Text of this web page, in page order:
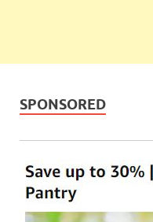
SPONSORED